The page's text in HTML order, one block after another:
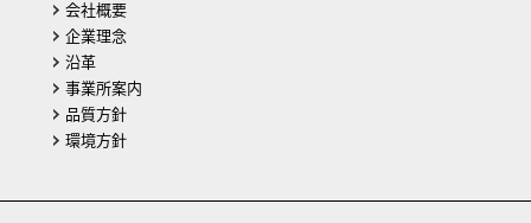
会社概要
企業理念
沿革
事業所案内
品質方針
環境方針